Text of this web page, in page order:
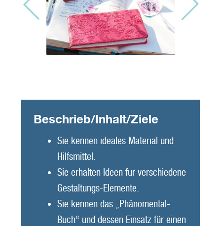
Beschrieb/Inhalt/Ziele
Sie kennen ideales Material und
Hilfsmittel.
Sie erhalten Ideen für verschiedene
Gestaltungs-Elemente.
Sie kennen das „Phänomental-
Buch“ und dessen Einsatz für einen